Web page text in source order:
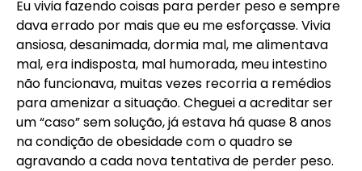
Eu vivia fazendo coisas para perder peso e sempre
dava errado por mais que eu me esforçasse. Vivia
ansiosa, desanimada, dormia mal, me alimentava
mal, era indisposta, mal humorada, meu intestino
não funcionava, muitas vezes recorria a remédios
para amenizar a situação. Cheguei a acreditar ser
um “caso” sem solução, já estava há quase 8 anos
na condição de obesidade com o quadro se
agravando a cada nova tentativa de perder peso.